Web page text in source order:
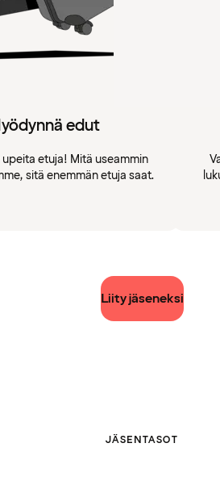
edut
upeita etuja! Mitä useammin
sitä enemmän etuja saat.
Liity jäseneksi
JÄSENTASOT